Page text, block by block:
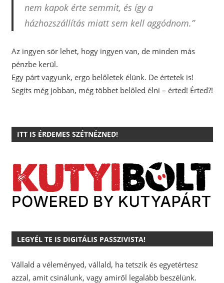
nem kapok érte semmit, és így a
házhozszállítás miatt sem kell aggódnom.”
Az ingyen sör lehet, hogy ingyen van, de minden más
pénzbe kerül.
Egy párt vagyunk, ergo belőletek élünk. De értetek is!
Segíts még jobban, még többet belőled élni – érted! Érted?!
ITT IS ÉRDEMES SZÉTNÉZNED!
LEGYÉL TE IS DIGITÁLIS PASSZIVISTA!
Vállald a véleményed, vállald, ha tetszik és egyetértesz
azzal, amit csinálunk, vagy amiről legalább beszélünk.